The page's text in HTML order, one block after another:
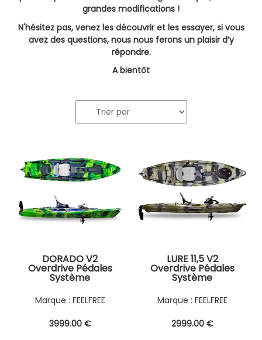
grandes modifications !
N'hésitez pas, venez les découvrir et les essayer, si vous
avez des questions, nous nous ferons un plaisir d’y
répondre.
A bientôt
DORADO V2
Overdrive Pédales
Système
FEELFREE
3999.00 €
LURE 11,5 V2
Overdrive Pédales
Système
FEELFREE
2999.00 €